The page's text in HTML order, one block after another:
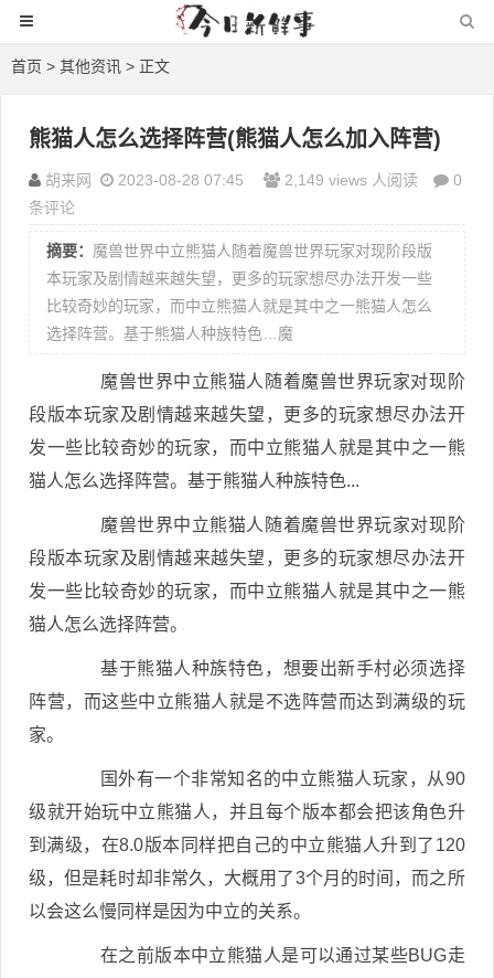
首页 > 其他资讯 > 正文
熊猫人怎么选择阵营(熊猫人怎么加入阵营)
胡来网 2023-08-28 07:45 2,149 views 人阅读
0
条评论
摘要： 魔兽世界中立熊猫人随着魔兽世界玩家对现阶段版
本玩家及剧情越来越失望，更多的玩家想尽办法开发一些
比较奇妙的玩家，而中立熊猫人就是其中之一熊猫人怎么
选择阵营。基于熊猫人种族特色…魔
魔兽世界中立熊猫人随着魔兽世界玩家对现阶
段版本玩家及剧情越来越失望，更多的玩家想尽办法开
发一些比较奇妙的玩家，而中立熊猫人就是其中之一熊
猫人怎么选择阵营。基于熊猫人种族特色...
魔兽世界中立熊猫人随着魔兽世界玩家对现阶
段版本玩家及剧情越来越失望，更多的玩家想尽办法开
发一些比较奇妙的玩家，而中立熊猫人就是其中之一熊
猫人怎么选择阵营。
基于熊猫人种族特色，想要出新手村必须选择
阵营，而这些中立熊猫人就是不选阵营而达到满级的玩
家。
国外有一个非常知名的中立熊猫人玩家，从90
级就开始玩中立熊猫人，并且每个版本都会把该角色升
到满级，在8.0版本同样把自己的中立熊猫人升到了120
级，但是耗时却非常久，大概用了3个月的时间，而之所
以会这么慢同样是因为中立的关系。
在之前版本中立熊猫人是可以通过某些BUG走